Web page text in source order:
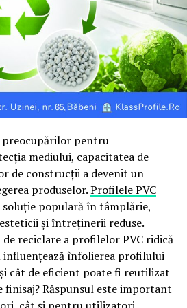
astfel încât să fie menținute
mobilitatea urbană și
oferite constănțenilor.
Constanța se alătură
publice care contribuie, prin
la reducerea presiunii
național.
să utilizeze responsabil
pe cât posibil, consumurile
în special în intervalele cu cerere
iar printr-un efort comun
eficientă a resurselor și la
sistemului energetic.
pentru
mediului, capacitatea de
de construcții a devenit un
produselor.Profilele PVC
populară în tâmplărie,
și întreținerii reduse.
reciclare a profilelor PVC ridică
influențează înfolierea profilului
cât de eficient poate fi reutilizat
finisaj? Răspunsul este important